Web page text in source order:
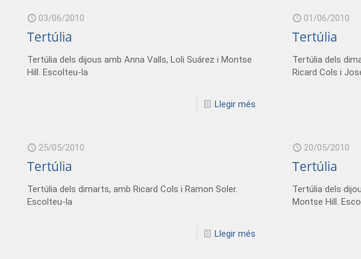
03/06/2010
Tertúlia
Tertúlia dels dijous amb Anna Valls, Loli Suárez i Montse
Hill. Escolteu-la
Llegir més
01/06/2010
Tertúlia
Tertúlia dels
Ricard Cols i
25/05/2010
Tertúlia
Tertúlia dels dimarts, amb Ricard Cols i Ramon Soler.
Escolteu-la
Llegir més
20/05/2010
Tertúlia
Tertúlia dels
Montse Hill.